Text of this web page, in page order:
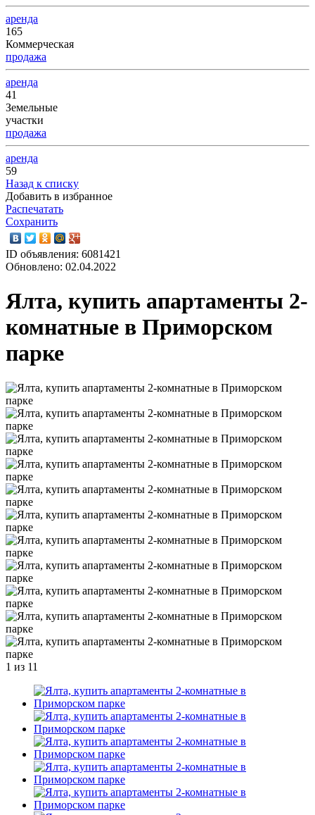
аренда
165
Коммерческая
продажа
аренда
41
Земельные
участки
продажа
аренда
59
Назад к списку
Добавить в избранное
Распечатать
Сохранить
ID объявления: 6081421
Обновлено: 02.04.2022
Ялта, купить апартаменты 2-
комнатные в Приморском
парке
1 из 11